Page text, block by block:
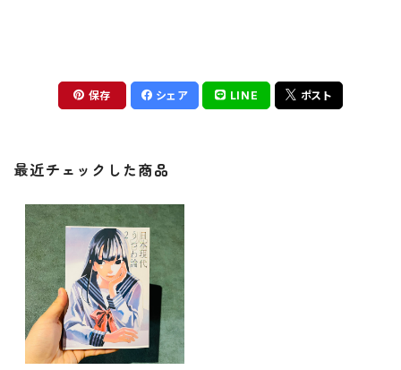
保存 シェア LINE ポスト
最近チェックした商品